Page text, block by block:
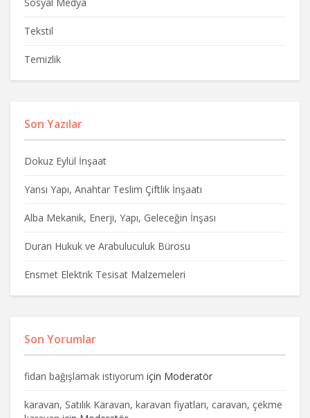
Sosyal Medya
Tekstil
Temizlik
Son Yazılar
Dokuz Eylül İnşaat
Yansı Yapı, Anahtar Teslim Çiftlik İnşaatı
Alba Mekanik, Enerji, Yapı, Geleceğin İnşası
Duran Hukuk ve Arabuluculuk Bürosu
Ensmet Elektrik Tesisat Malzemeleri
Son Yorumlar
fidan bağışlamak istiyorum için Moderatör
karavan, Satılık Karavan, karavan fiyatları, caravan, çekme